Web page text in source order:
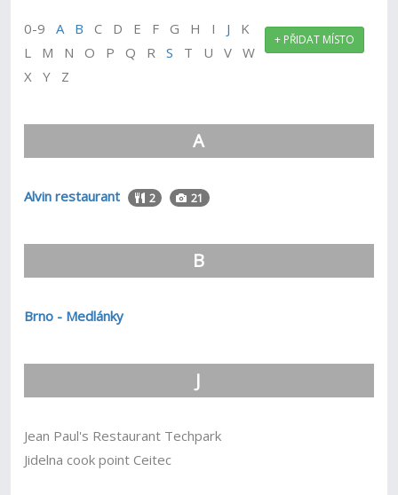
+ PŘIDAT MÍSTO
0-9A B C D E F G H I J K
L M N O P Q RS T U V W
X Y Z
A
Alvin restaurant 2 21
B
Brno - Medlánky
J
Jean Paul's Restaurant Techpark
Jidelna cook point Ceitec